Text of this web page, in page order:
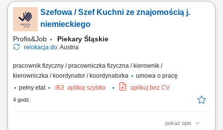
systemie akordu grupowego, indywidualnego (zbiór warzyw, sadzenie)
oraz na godziny (od 13,90€/godz. netto-inne prace np. kierowca,
brygadzista,…) Wymagania:...
Szefowa / Szef Kuchni ze znajomością j.
niemieckiego
Profis&Job Piekary Śląskie
relokacja do:Austria
pracownik fizyczny / pracowniczka fizyczna / kierownik /
kierowniczka / koordynator / koordynatorka
umowa o pracę
pełny etat
aplikuj szybko aplikuj bez CV
4 godz.
pokaż opis